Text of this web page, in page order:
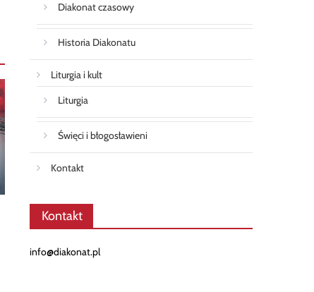
Diakonat czasowy
Historia Diakonatu
Liturgia i kult
Liturgia
Święci i błogosławieni
Kontakt
Kontakt
info@diakonat.pl